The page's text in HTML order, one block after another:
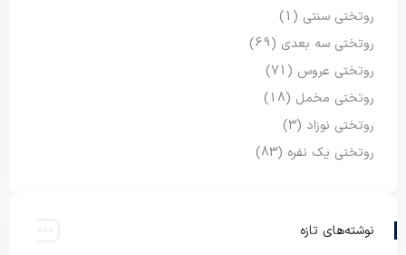
روتختی سنتی (1)
روتختی سه بعدی (69)
روتختی عروس (71)
روتختی مخمل (18)
روتختی نوزاد (3)
روتختی یک نفره (83)
نوشته‌های تازه